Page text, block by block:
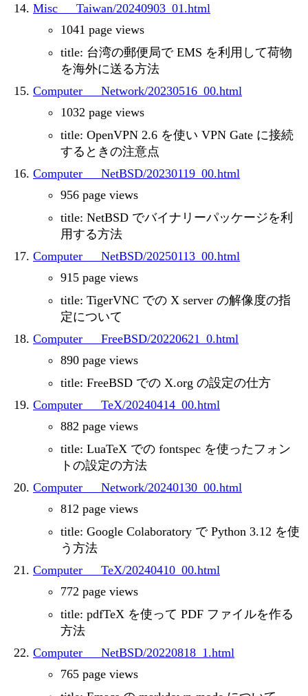
Misc___Taiwan/20240903_01.html
1041 page views
title: 台湾の郵便局で EMS を利用して荷物
を海外に送る方法
Computer___Network/20230516_00.html
1032 page views
title: OpenVPN 2.6 を使い VPN Gate に接続
するときの注意点
Computer___NetBSD/20230119_00.html
956 page views
title: NetBSD でバイナリーパッケージを利
用する方法
Computer___NetBSD/20250113_00.html
915 page views
title: TigerVNC での X server の解像度の指
定について
Computer___FreeBSD/20220621_0.html
890 page views
title: FreeBSD での X.org の設定の仕方
Computer___TeX/20240414_00.html
882 page views
title: LuaTeX での fontspec を使ったフォン
トの設定の方法
Computer___Network/20240130_00.html
812 page views
title: Google Colaboratory で Python 3.12 を使
う方法
Computer___TeX/20240410_00.html
772 page views
title: pdfTeX を使って PDF ファイルを作る
方法
Computer___NetBSD/20220818_1.html
765 page views